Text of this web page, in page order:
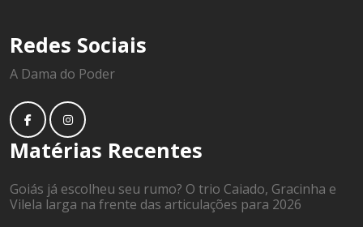
Redes Sociais
A Dama do Poder
Matérias Recentes
Goiás já escolheu seu rumo? O trio Caiado, Gracinha e
Vilela larga na frente das articulações para 2026